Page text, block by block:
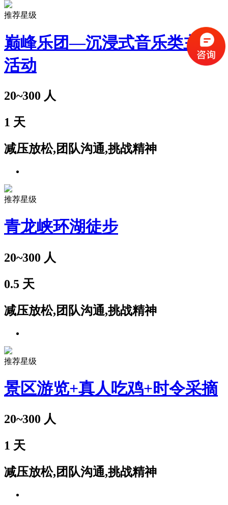
推荐星级
巅峰乐团—沉浸式音乐类主题
活动
20~300 人
1 天
减压放松,团队沟通,挑战精神
推荐星级
青龙峡环湖徒步
20~300 人
0.5 天
减压放松,团队沟通,挑战精神
推荐星级
景区游览+真人吃鸡+时令采摘
20~300 人
1 天
减压放松,团队沟通,挑战精神